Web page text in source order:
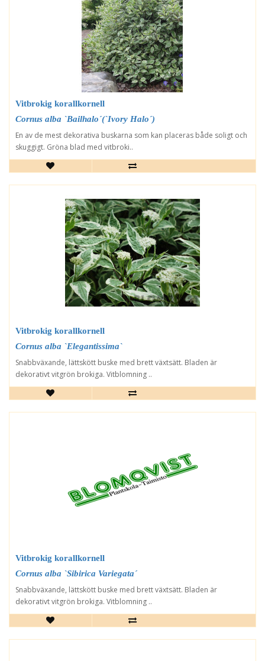
Vitbrokig korallkornell
Cornus alba `Bailhalo´(`Ivory Halo´)
En av de mest dekorativa buskarna som kan placeras både soligt och
skuggigt. Gröna blad med vitbroki..
Vitbrokig korallkornell
Cornus alba `Elegantissima`
Snabbväxande, lättskött buske med brett växtsätt. Bladen är
dekorativt vitgrön brokiga. Vitblomning ..
Vitbrokig korallkornell
Cornus alba `Sibirica Variegata´
Snabbväxande, lättskött buske med brett växtsätt. Bladen är
dekorativt vitgrön brokiga. Vitblomning ..